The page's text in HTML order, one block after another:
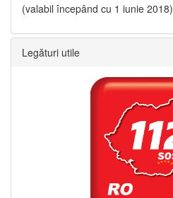
(valabil începând cu 1 iunie 2018)
Legături utile